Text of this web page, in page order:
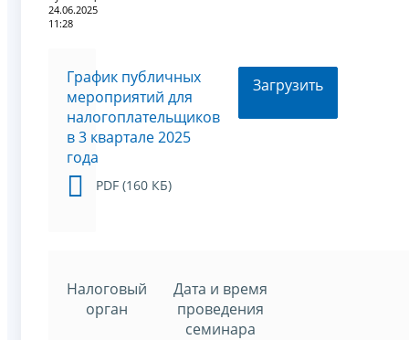
24.06.2025
11:28
График публичных
мероприятий для
налогоплательщиков
в 3 квартале 2025
года
PDF (160 КБ)
Загрузить
Налоговый
орган
Дата и время
проведения
семинара